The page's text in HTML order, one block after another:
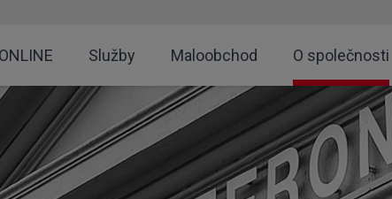
Služby Maloobchod O společnosti